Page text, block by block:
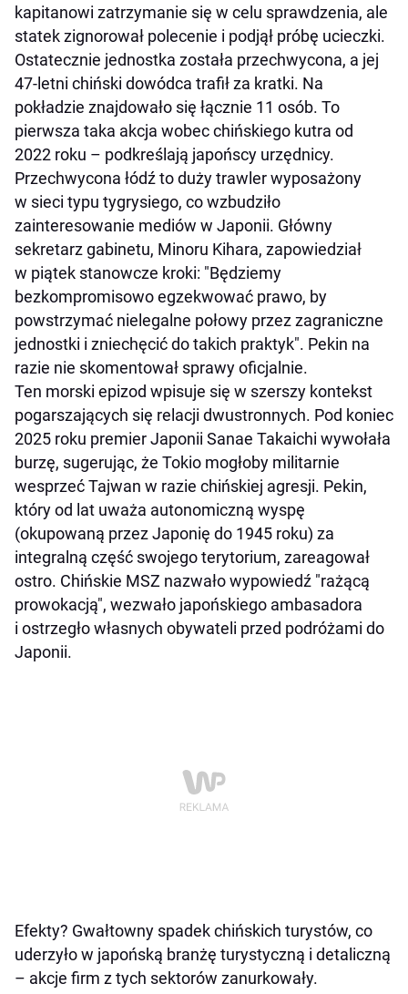
kapitanowi zatrzymanie się w celu sprawdzenia, ale
statek zignorował polecenie i podjął próbę ucieczki.
Ostatecznie jednostka została przechwycona, a jej
47-letni chiński dowódca trafił za kratki. Na
pokładzie znajdowało się łącznie 11 osób. To
pierwsza taka akcja wobec chińskiego kutra od
2022 roku – podkreślają japońscy urzędnicy.
Przechwycona łódź to duży trawler wyposażony
w sieci typu tygrysiego, co wzbudziło
zainteresowanie mediów w Japonii. Główny
sekretarz gabinetu, Minoru Kihara, zapowiedział
w piątek stanowcze kroki: "Będziemy
bezkompromisowo egzekwować prawo, by
powstrzymać nielegalne połowy przez zagraniczne
jednostki i zniechęcić do takich praktyk". Pekin na
razie nie skomentował sprawy oficjalnie.
Ten morski epizod wpisuje się w szerszy kontekst
pogarszających się relacji dwustronnych. Pod koniec
2025 roku premier Japonii Sanae Takaichi wywołała
burzę, sugerując, że Tokio mogłoby militarnie
wesprzeć Tajwan w razie chińskiej agresji. Pekin,
który od lat uważa autonomiczną wyspę
(okupowaną przez Japonię do 1945 roku) za
integralną część swojego terytorium, zareagował
ostro. Chińskie MSZ nazwało wypowiedź "rażącą
prowokacją", wezwało japońskiego ambasadora
i ostrzegło własnych obywateli przed podróżami do
Japonii.
Efekty? Gwałtowny spadek chińskich turystów, co
uderzyło w japońską branżę turystyczną i detaliczną
– akcje firm z tych sektorów zanurkowały.